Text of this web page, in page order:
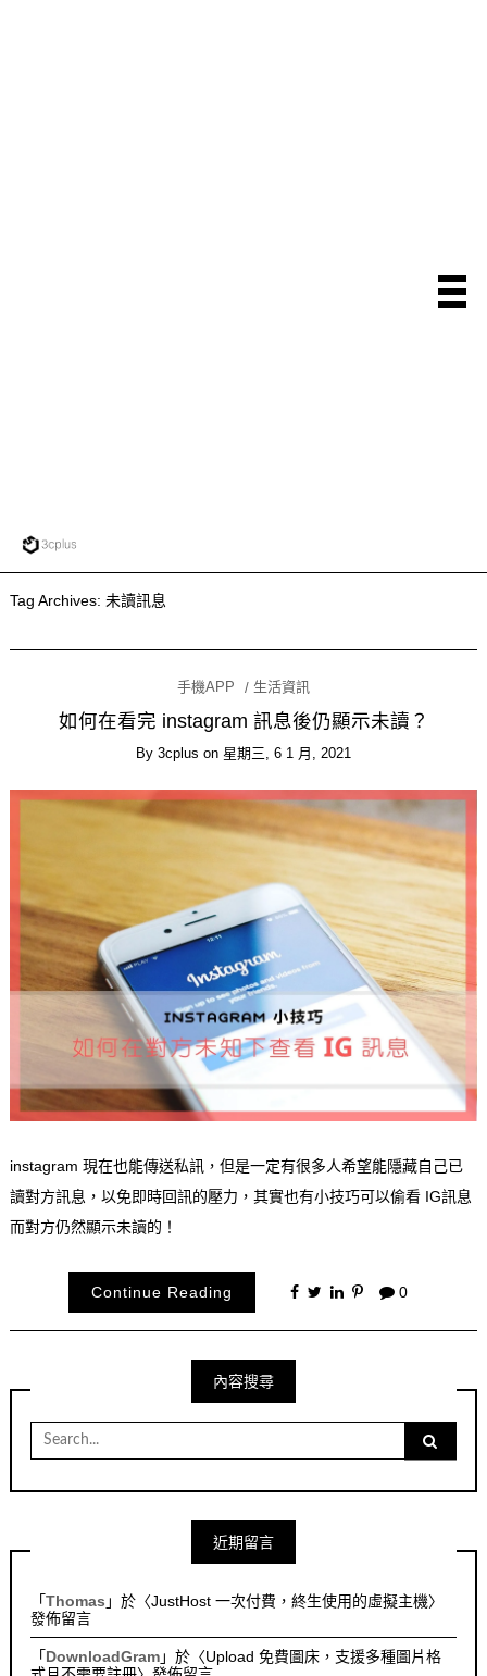
Tag Archives: 未讀訊息
手機APP 生活資訊
如何在看完 instagram 訊息後仍顯示未讀？
By 3cplus on 星期三, 6 1 月, 2021
instagram 現在也能傳送私訊，但是一定有很多人希望能隱藏自己已
讀對方訊息，以免即時回訊的壓力，其實也有小技巧可以偷看 IG訊息
而對方仍然顯示未讀的！
Continue Reading 0
內容搜尋
Search
for:
近期留言
「Thomas 」於〈JustHost 一次付費，終生使用的虛擬主機〉
發佈留言
「 DownloadGram」於〈Upload 免費圖床，支援多種圖片格